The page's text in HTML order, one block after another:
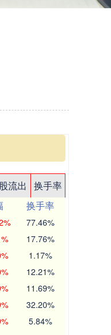
流出
换手率
换手率
77.46%
17.76%
1.17%
12.21%
11.69%
32.20%
5.84%